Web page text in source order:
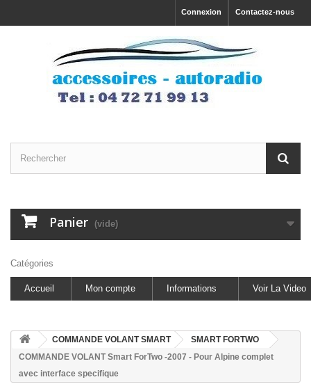
Contactez-nous
Connexion
Panier (vide)
Catégories
Accueil Mon compte Informations Voir La Video
COMMANDE VOLANT SMART
SMART FORTWO
COMMANDE VOLANT Smart ForTwo -2007 - Pour Alpine complet
avec interface specifique